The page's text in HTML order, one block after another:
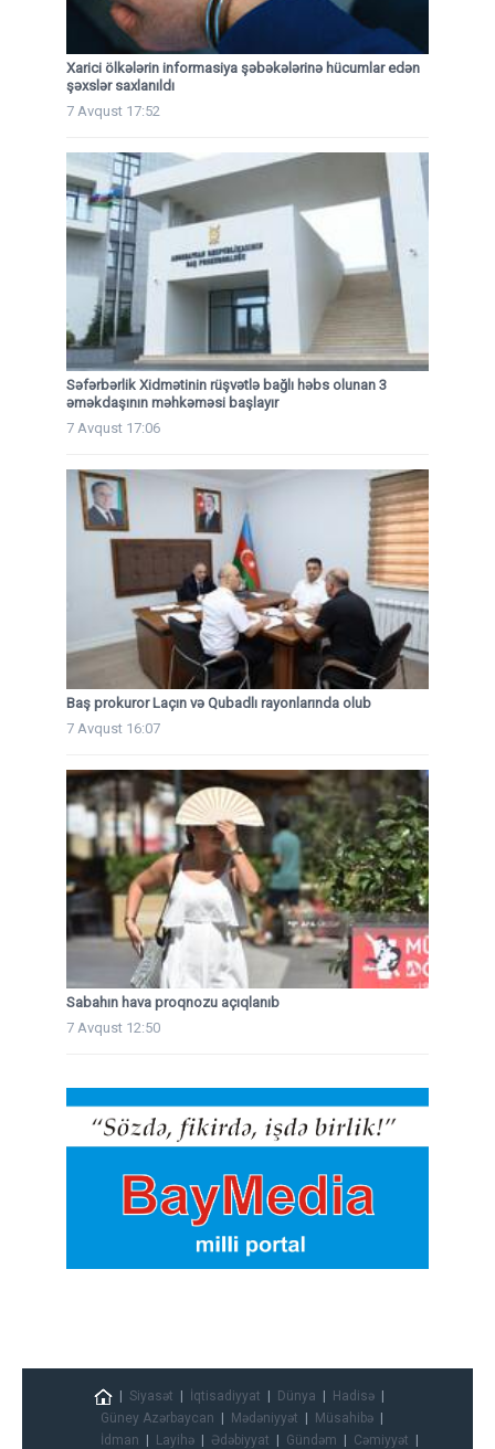
Xarici ölkələrin informasiya şəbəkələrinə hücumlar edən
şəxslər saxlanıldı
7 Avqust 17:52
Səfərbərlik Xidmətinin rüşvətlə bağlı həbs olunan 3
əməkdaşının məhkəməsi başlayır
7 Avqust 17:06
Baş prokuror Laçın və Qubadlı rayonlarında olub
7 Avqust 16:07
Sabahın hava proqnozu açıqlanıb
7 Avqust 12:50
Siyasət İqtisadiyyat Dünya
Hadisə
Güney Azərbaycan
Mədəniyyət
Müsahibə
İdman
Layihə Ədəbiyyat Gündəm Cəmiyyət